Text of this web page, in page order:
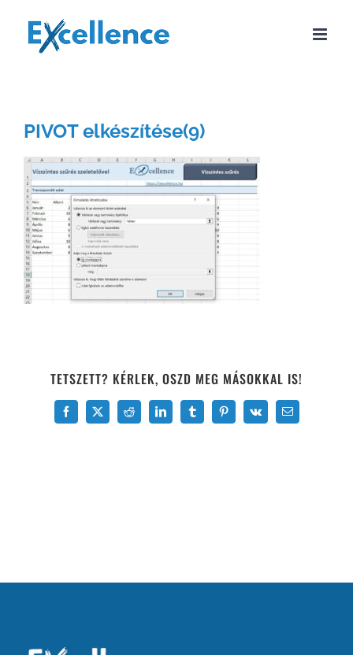
PIVOT elkészítése(9)
TETSZETT? KÉRLEK, OSZD MEG MÁSOKKAL IS!
Facebook
X Reddit LinkedInTumblrPinterest
Vk Email: